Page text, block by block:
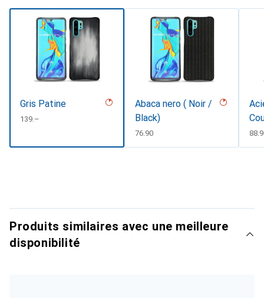
Gris Patine
CHF
139.–
Abaca nero ( Noir /
Black)
CHF
76.90 CHF
Produits similaires avec une meilleure
disponibilité